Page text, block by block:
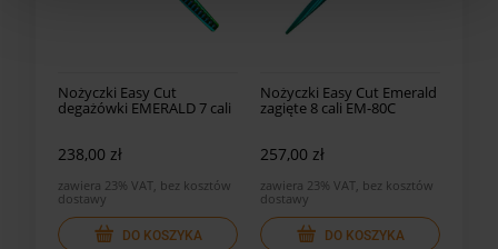
Nożyczki Easy Cut
degażówki EMERALD 7 cali
18 ząb.
238,00 zł
zawiera 23% VAT, bez kosztów
dostawy
DO KOSZYKA
Nożyczki Easy Cut Emerald
zagięte 8 cali EM-80C
257,00 zł
zawiera 23% VAT, bez kosztów
dostawy
DO KOSZYKA